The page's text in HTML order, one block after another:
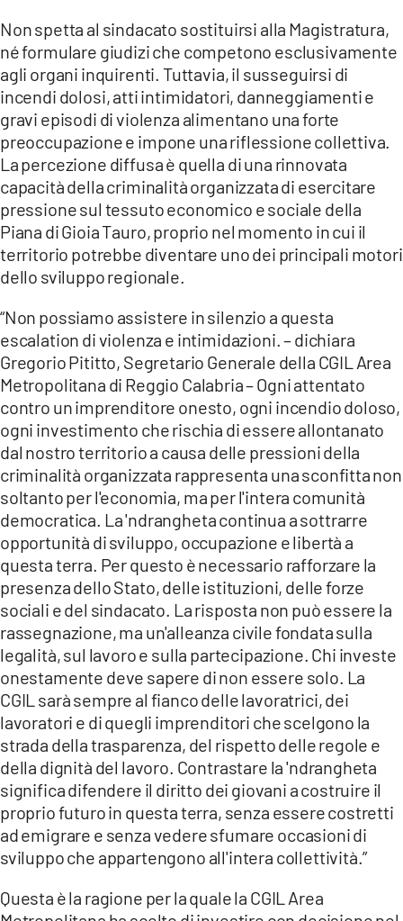
Non spetta al sindacato sostituirsi alla Magistratura,
né formulare giudizi che competono esclusivamente
agli organi inquirenti. Tuttavia, il susseguirsi di
incendi dolosi, atti intimidatori, danneggiamenti e
gravi episodi di violenza alimentano una forte
preoccupazione e impone una riflessione collettiva.
La percezione diffusa è quella di una rinnovata
capacità della criminalità organizzata di esercitare
pressione sul tessuto economico e sociale della
Piana di Gioia Tauro, proprio nel momento in cui il
territorio potrebbe diventare uno dei principali motori
dello sviluppo regionale.
“Non possiamo assistere in silenzio a questa
escalation di violenza e intimidazioni. – dichiara
Gregorio Pititto, Segretario Generale della CGIL Area
Metropolitana di Reggio Calabria – Ogni attentato
contro un imprenditore onesto, ogni incendio doloso,
ogni investimento che rischia di essere allontanato
dal nostro territorio a causa delle pressioni della
criminalità organizzata rappresenta una sconfitta non
soltanto per l'economia, ma per l'intera comunità
democratica. La 'ndrangheta continua a sottrarre
opportunità di sviluppo, occupazione e libertà a
questa terra. Per questo è necessario rafforzare la
presenza dello Stato, delle istituzioni, delle forze
sociali e del sindacato. La risposta non può essere la
rassegnazione, ma un'alleanza civile fondata sulla
legalità, sul lavoro e sulla partecipazione. Chi investe
onestamente deve sapere di non essere solo. La
CGIL sarà sempre al fianco delle lavoratrici, dei
lavoratori e di quegli imprenditori che scelgono la
strada della trasparenza, del rispetto delle regole e
della dignità del lavoro. Contrastare la 'ndrangheta
significa difendere il diritto dei giovani a costruire il
proprio futuro in questa terra, senza essere costretti
ad emigrare e senza vedere sfumare occasioni di
sviluppo che appartengono all'intera collettività.”
Questa è la ragione per la quale la CGIL Area